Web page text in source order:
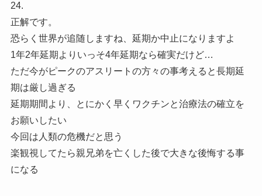
24.
正解です。
恐らく世界が追随しますね、延期か中止になりますよ
1年2年延期よりいっそ4年延期なら確実だけど…
ただ今がピークのアスリートの方々の事考えると長期延
期は厳し過ぎる
延期期間より、とにかく早くワクチンと治療法の確立を
お願いしたい
今回は人類の危機だと思う
楽観視してたら親兄弟を亡くした後で大きな後悔する事
になる